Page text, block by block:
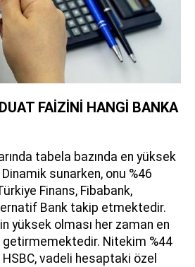
FAİZİNİ HANGİ BANKA
tabela bazında en yüksek
sunarken, onu %46
Finans, Fibabank,
Bank takip etmektedir.
yüksek olması her zaman en
getirmemektedir. Nitekim %44
HSBC, vadeli hesaptaki özel